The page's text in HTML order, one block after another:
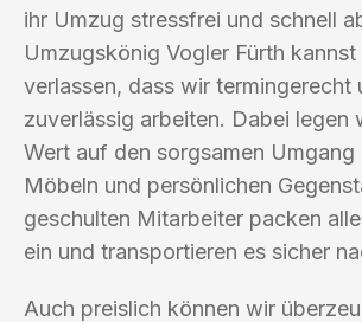
ihr Umzug stressfrei und schnell
Umzugskönig Vogler Fürth
verlassen, dass wir termingerecht
zuverlässig arbeiten. Dabei legen
Wert auf den sorgsamen Umgang
Möbeln und persönlichen
geschulten Mitarbeiter packen
ein und transportieren es sicher
Auch preislich können wir